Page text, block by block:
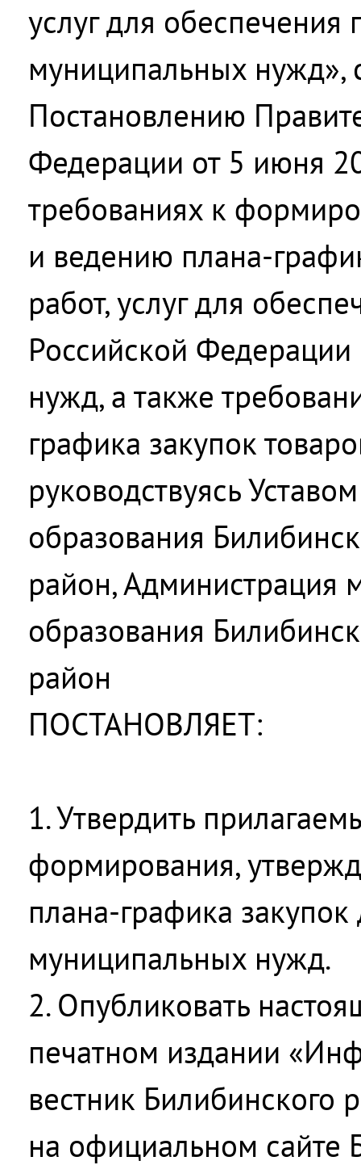
услуг для обеспечения
муниципальных нужд»,
Постановлению
Федерации от 5 июня
требованиях к
и ведению плана-
работ, услуг для
Российской
нужд, а также
графика закупок
руководствуясь
образования
район, Администрация
образования
район
ПОСТАНОВЛЯЕТ:
1. Утвердить
формирования,
плана-графика
муниципальных нужд.
2. Опубликовать
печатном издании
вестник Билибинского
на официальном сайте